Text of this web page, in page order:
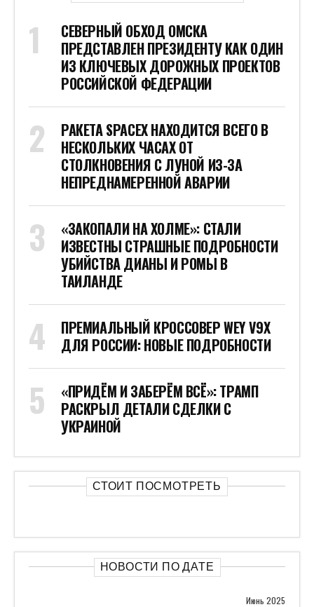
СЕВЕРНЫЙ ОБХОД ОМСКА
ПРЕДСТАВЛЕН ПРЕЗИДЕНТУ КАК ОДИН
ИЗ КЛЮЧЕВЫХ ДОРОЖНЫХ ПРОЕКТОВ
РОССИЙСКОЙ ФЕДЕРАЦИИ
РАКЕТА SPACEX НАХОДИТСЯ ВСЕГО В
НЕСКОЛЬКИХ ЧАСАХ ОТ
СТОЛКНОВЕНИЯ С ЛУНОЙ ИЗ-ЗА
НЕПРЕДНАМЕРЕННОЙ АВАРИИ
«ЗАКОПАЛИ НА ХОЛМЕ»: СТАЛИ
ИЗВЕСТНЫ СТРАШНЫЕ ПОДРОБНОСТИ
УБИЙСТВА ДИАНЫ И РОМЫ В
ТАИЛАНДЕ
ПРЕМИАЛЬНЫЙ КРОССОВЕР WEY V9X
ДЛЯ РОССИИ: НОВЫЕ ПОДРОБНОСТИ
«ПРИДЁМ И ЗАБЕРЁМ ВСЁ»: ТРАМП
РАСКРЫЛ ДЕТАЛИ СДЕЛКИ С
УКРАИНОЙ
СТОИТ ПОСМОТРЕТЬ
НОВОСТИ ПО ДАТЕ
Июнь 2025